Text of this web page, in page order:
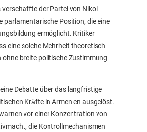
verschaffte der Partei von Nikol
parlamentarische Position, die eine
ermöglicht. Kritiker
eine solche Mehrheit theoretisch
breite politische Zustimmung
Debatte über das langfristige
Kräfte in Armenien ausgelöst.
vor einer Konzentration von
die Kontrollmechanismen